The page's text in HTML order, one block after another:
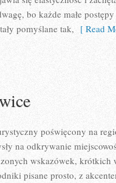
bo każde małe
pomyślane tak, [ Read
poświęcony na
na odkrywanie
wskazówek,
pisane prosto, z